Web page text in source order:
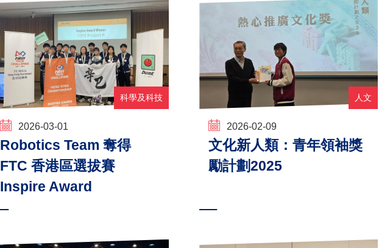
科學及科技
2026-03-01
Robotics Team 奪得
FTC 香港區選拔賽
Inspire Award
人文
2026-02-09
文化新人類：青年領袖獎
勵計劃2025